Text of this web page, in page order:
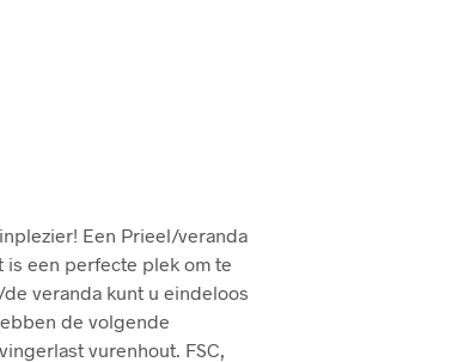
Een Prieel/veranda
is een perfecte plek om te
veranda kunt u eindeloos
de volgende
vurenhout. FSC,